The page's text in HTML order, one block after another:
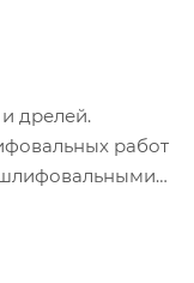
дрелей.
работ